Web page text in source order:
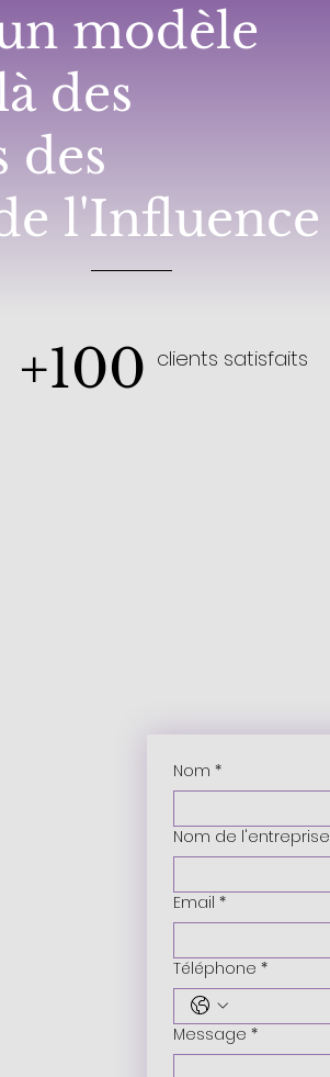
modèle
des
des
l'Influence
+100 clients satisfaits
Nom *
Nom de l'entreprise
Email *
Téléphone *
Message *